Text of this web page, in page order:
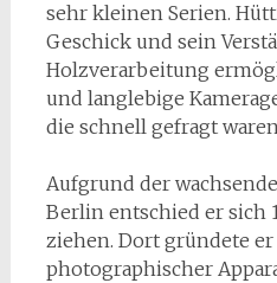
sehr kleinen Serien.
Geschick und sein
Holzverarbeitung
und langlebige
die schnell gefragt
Aufgrund der
Berlin entschied er sich
ziehen. Dort gründete
photographischer